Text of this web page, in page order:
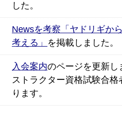
した。
Newsを考察「ヤドリギか
考える」 を掲載しました。
入会案内のページを更新し
ストラクター資格試験合
ります。